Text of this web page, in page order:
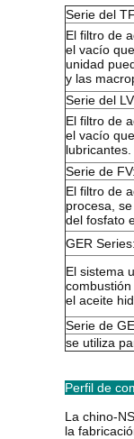
Serie del
El filtro de
el vacío
unidad
y las
Serie del
El filtro de
el vacío
lubricantes.
Serie de FV:
El filtro de
procesa,
del fosfato
GER Series:
El sistema
el aceite
Serie de
se utiliza
Perfil de
La chino-
la